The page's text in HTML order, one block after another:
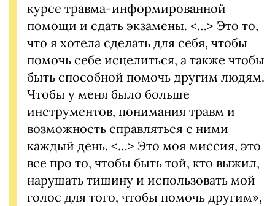
курсе травма-информированной
помощи и сдать экзамены. <…> Это то,
что я хотела сделать для себя, чтобы
помочь себе исцелиться, а также чтобы
быть способной помочь другим людям.
Чтобы у меня было больше
инструментов, понимания травм и
возможность справляться с ними
каждый день. <…> Это моя миссия, это
все про то, чтобы быть той, кто выжил,
нарушать тишину и использовать мой
голос для того, чтобы помочь другим»,